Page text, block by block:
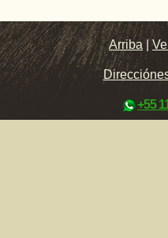
Arriba |
+55